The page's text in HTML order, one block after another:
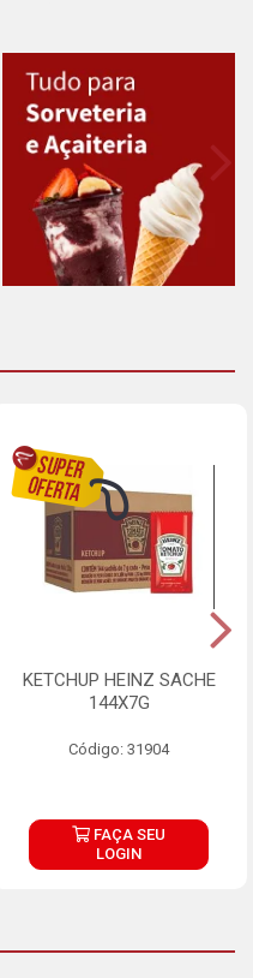
KETCHUP HEINZ SACHE
144X7G
Código: 31904
FAÇA SEU
LOGIN